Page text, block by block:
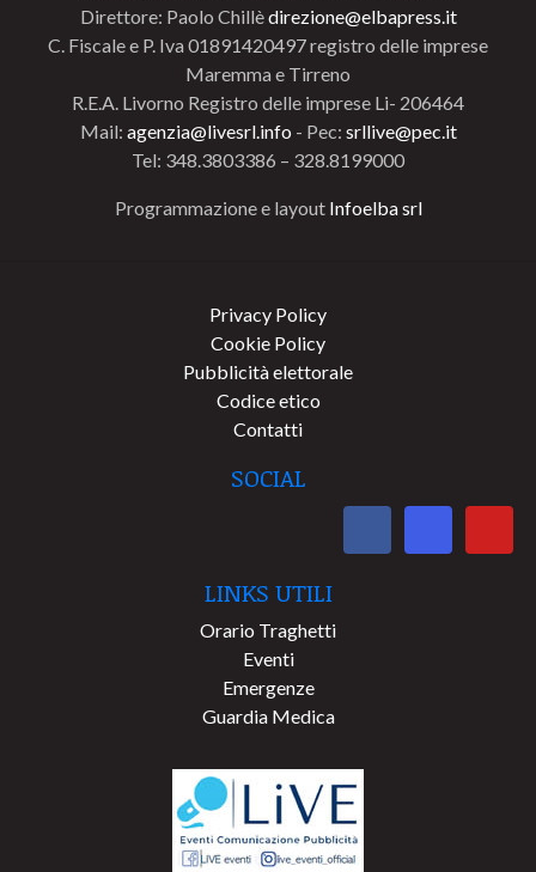
Direttore: Paolo Chillèdirezione@elbapress.it
C. Fiscale e P. Iva 01891420497 registro delle imprese
Maremma e Tirreno
R.E.A. Livorno Registro delle imprese Li- 206464
Mail: agenzia@livesrl.info - Pec: srllive@pec.it
Tel: 348.3803386 – 328.8199000
Programmazione e layout Infoelba srl
Privacy Policy
Cookie Policy
Pubblicità elettorale
Codice etico
Contatti
SOCIAL
LINKS UTILI
Orario Traghetti
Eventi
Emergenze
Guardia Medica